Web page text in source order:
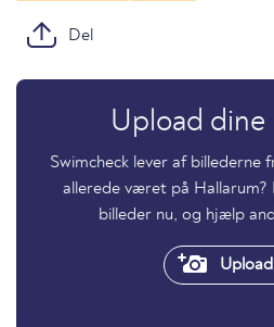
Del
Upload dine
Swimcheck lever af billederne
allerede været på Hallarum?
billeder nu, og hjælp